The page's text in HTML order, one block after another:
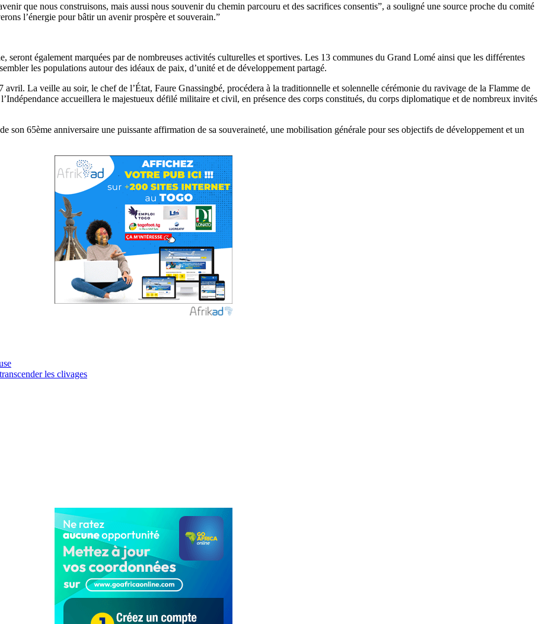
que nous construisons, mais aussi nous souvenir du chemin parcouru et des sacrifices consentis”, a souligné une source proche du comité
l’énergie pour bâtir un avenir prospère et souverain.”
seront également marquées par de nombreuses activités culturelles et sportives. Les 13 communes du Grand Lomé ainsi que les différentes
les populations autour des idéaux de paix, d’unité et de développement partagé.
avril. La veille au soir, le chef de l’État, Faure Gnassingbé, procédera à la traditionnelle et solennelle cérémonie du ravivage de la Flamme de
accueillera le majestueux défilé militaire et civil, en présence des corps constitués, du corps diplomatique et de nombreux invités
son 65ème anniversaire une puissante affirmation de sa souveraineté, une mobilisation générale pour ses objectifs de développement et un
les clivages